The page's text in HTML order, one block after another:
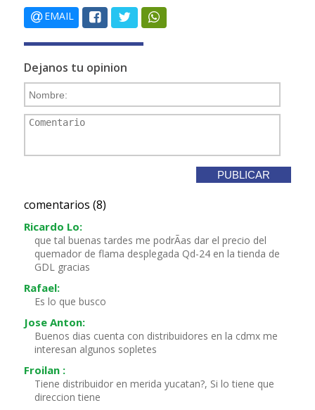
EMAIL
Dejanos tu opinion
comentarios (8)
Ricardo Lo:
que tal buenas tardes me podrÃ­as dar el precio del
quemador de flama desplegada Qd-24 en la tienda de
GDL gracias
Rafael:
Es lo que busco
Jose Anton:
Buenos dias cuenta con distribuidores en la cdmx me
interesan algunos sopletes
Froilan :
Tiene distribuidor en merida yucatan?, Si lo tiene que
direccion tiene